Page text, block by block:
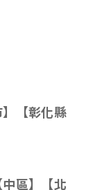
】【彰化縣
中區】【北